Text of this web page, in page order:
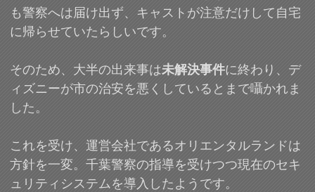
も警察へは届け出ず、キャストが注意だけして自宅
に帰らせていたらしいです。
そのため、大半の出来事は未解決事件に終わり、デ
ィズニーが市の治安を悪くしているとまで囁かれま
した。
これを受け、運営会社であるオリエンタルランドは
方針を一変。千葉警察の指導を受けつつ現在のセキ
ュリティシステムを導入したようです。